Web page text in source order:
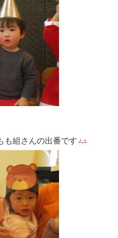
も組さんの出番です